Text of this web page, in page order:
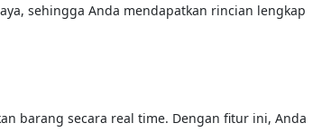
sehingga Anda mendapatkan rincian lengkap
barang secara real time. Dengan fitur ini, Anda